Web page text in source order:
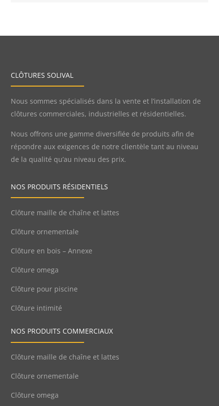
CLÔTURES SOLIVAL
Nous sommes spécialisés dans la vente et l’installation de
clôtures commerciales, industrielles et résidentielles.
Nous offrons une gamme diversifiée de produits afin de
répondre aux exigences de notre clientèle tant au niveau
de la qualité qu’au niveau des prix.
NOS PRODUITS RÉSIDENTIELS
Clôture maille de chaîne et lattes
Clôture ornementale
Clôture en bois – Annexe
Clôture omega
Clôture pour piscine
Clôture intimité
NOS PRODUITS COMMERCIAUX
Clôture maille de chaîne et lattes
Clôture ornementale
Clôture omega